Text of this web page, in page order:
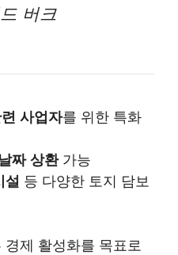
버크
사업자를 위한 특화
짜 상환가능
설 등 다양한 토지 담보
제 활성화를 목표로